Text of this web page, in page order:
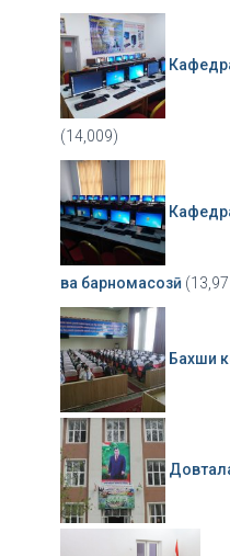
(14,009)
ва барномасозӣ
Бахши